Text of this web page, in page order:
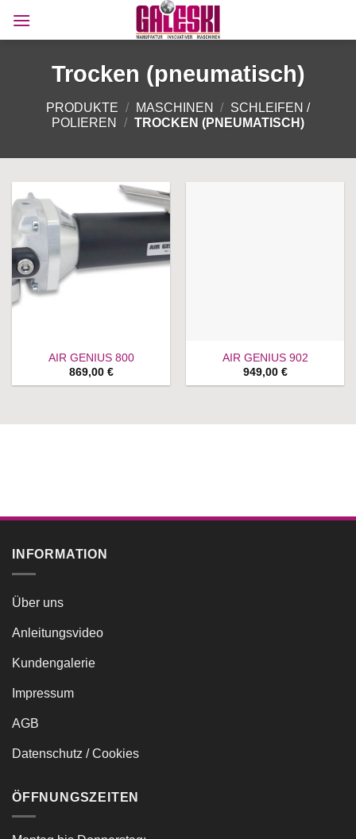
Inhalt
Trocken (pneumatisch)
PRODUKTE / MASCHINEN / SCHLEIFEN /
POLIEREN
/ TROCKEN (PNEUMATISCH)
AIR GENIUS 800
869,00 €
AIR GENIUS 902
949,00 €
INFORMATION
Über uns
Anleitungsvideo
Kundengalerie
Impressum
AGB
Datenschutz / Cookies
ÖFFNUNGSZEITEN